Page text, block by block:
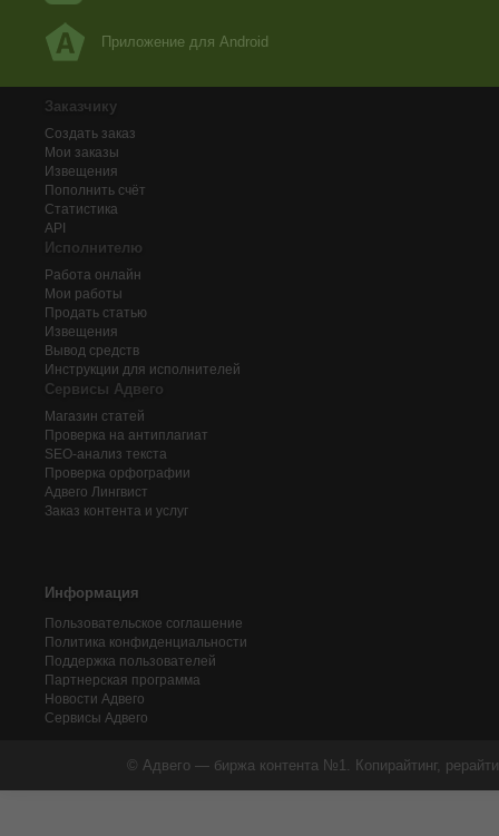
Приложение для Android
Заказчику
Создать заказ
Мои заказы
Извещения
Пополнить счёт
Статистика
API
Исполнителю
Работа онлайн
Мои работы
Продать статью
Извещения
Вывод средств
Инструкции для исполнителей
Сервисы Адвего
Магазин статей
Проверка на антиплагиат
SEO-анализ текста
Проверка орфографии
Адвего Лингвист
Заказ контента и услуг
Информация
Пользовательское соглашение
Политика конфиденциальности
Поддержка пользователей
Партнерская программа
Новости Адвего
Сервисы Адвего
© Адвего — биржа контента №1. Копирайтинг,